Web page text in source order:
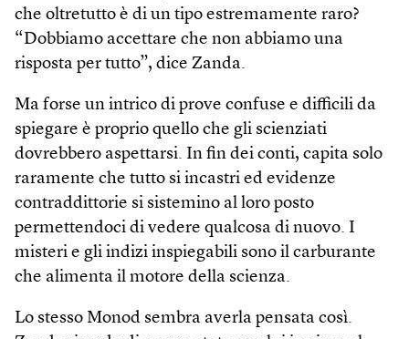
che oltretutto è di un tipo estremamente raro?
“Dobbiamo accettare che non abbiamo una
risposta per tutto”, dice Zanda.
Ma forse un intrico di prove confuse e difficili da
spiegare è proprio quello che gli scienziati
dovrebbero aspettarsi. In fin dei conti, capita solo
raramente che tutto si incastri ed evidenze
contraddittorie si sistemino al loro posto
permettendoci di vedere qualcosa di nuovo. I
misteri e gli indizi inspiegabili sono il carburante
che alimenta il motore della scienza.
Lo stesso Monod sembra averla pensata così.